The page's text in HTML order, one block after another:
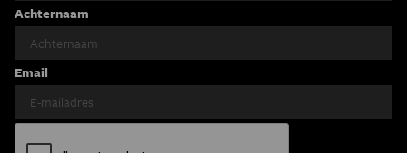
Achternaam
Email